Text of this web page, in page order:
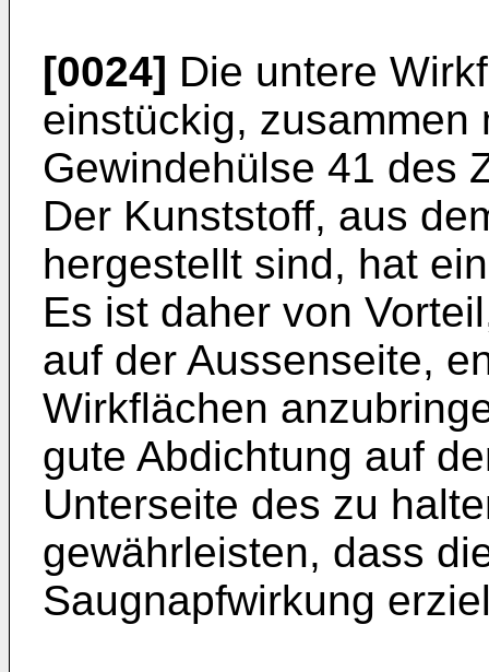
[0024] Die untere
einstückig, zusammen
Gewindehülse 41 des
Der Kunststoff, aus
hergestellt sind, hat
Es ist daher von
auf der Aussenseite,
Wirkflächen
gute Abdichtung auf
Unterseite des zu
gewährleisten, dass
Saugnapfwirkung